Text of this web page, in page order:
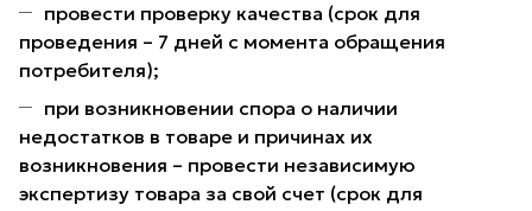
провести проверку качества (срок для
проведения – 7 дней с момента обращения
потребителя);
при возникновении спора о наличии
недостатков в товаре и причинах их
возникновения – провести независимую
экспертизу товара за свой счет (срок для